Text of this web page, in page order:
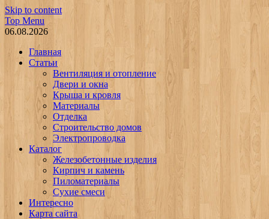
Skip to content
Top Menu
06.08.2026
Главная
Статьи
Вентиляция и отопление
Двери и окна
Крыша и кровля
Материалы
Отделка
Строительство домов
Электропроводка
Каталог
Железобетонные изделия
Кирпич и камень
Пиломатериалы
Сухие смеси
Интересно
Карта сайта